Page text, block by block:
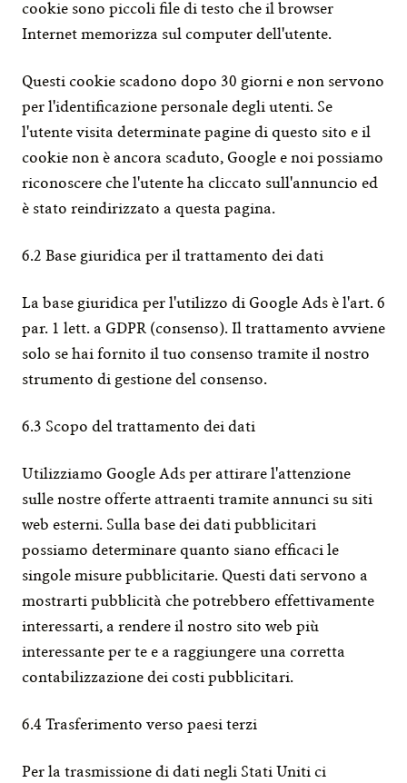
cookie sono piccoli file di testo che il browser
Internet memorizza sul computer dell'utente.
Questi cookie scadono dopo 30 giorni e non servono
per l'identificazione personale degli utenti. Se
l'utente visita determinate pagine di questo sito e il
cookie non è ancora scaduto, Google e noi possiamo
riconoscere che l'utente ha cliccato sull'annuncio ed
è stato reindirizzato a questa pagina.
6.2 Base giuridica per il trattamento dei dati
La base giuridica per l'utilizzo di Google Ads è l'art. 6
par. 1 lett. a GDPR (consenso). Il trattamento avviene
solo se hai fornito il tuo consenso tramite il nostro
strumento di gestione del consenso.
6.3 Scopo del trattamento dei dati
Utilizziamo Google Ads per attirare l'attenzione
sulle nostre offerte attraenti tramite annunci su siti
web esterni. Sulla base dei dati pubblicitari
possiamo determinare quanto siano efficaci le
singole misure pubblicitarie. Questi dati servono a
mostrarti pubblicità che potrebbero effettivamente
interessarti, a rendere il nostro sito web più
interessante per te e a raggiungere una corretta
contabilizzazione dei costi pubblicitari.
6.4 Trasferimento verso paesi terzi
Per la trasmissione di dati negli Stati Uniti ci